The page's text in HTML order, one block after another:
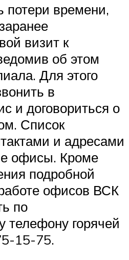
потери времени,
визит к
об этом
Для этого
в
и договориться о
Список
и адресами
офисы. Кроме
подробной
офисов ВСК
по
телефону горячей
15-75.